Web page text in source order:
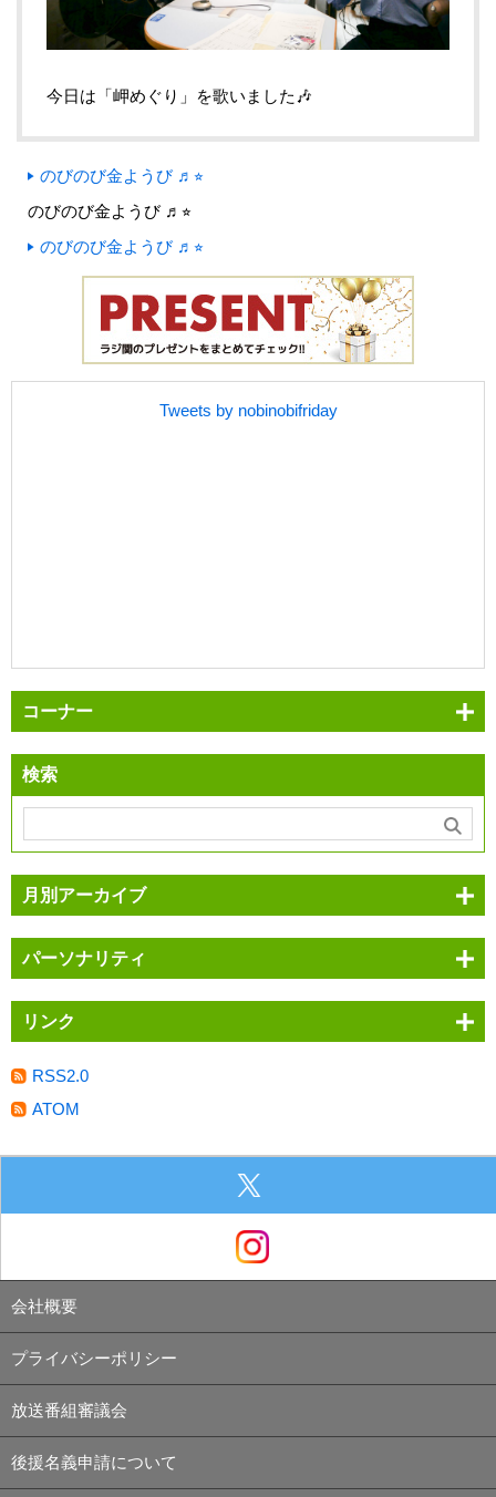
今日は「岬めぐり」を歌いました🎶
のびのび金ようび ♬⭐︎
のびのび金ようび ♬⭐︎
のびのび金ようび ♬⭐︎
Tweets by nobinobifriday
コーナー
検索
月別アーカイブ
パーソナリティ
リンク
RSS2.0
ATOM
会社概要
プライバシーポリシー
放送番組審議会
後援名義申請について